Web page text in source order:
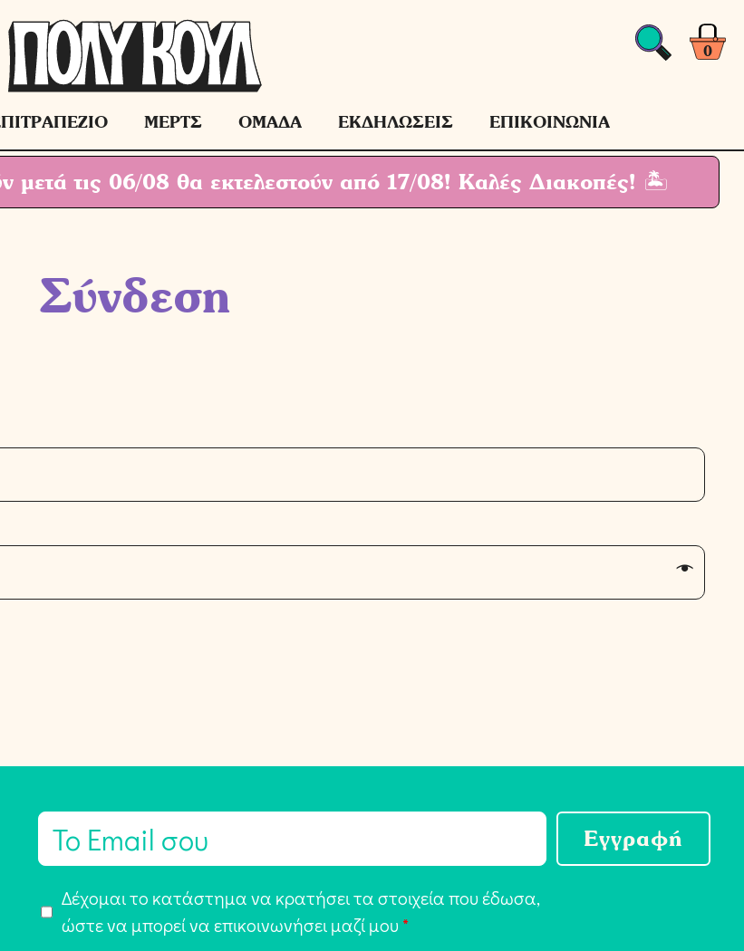
0
ΜΕΡΤΣ ΟΜΑΔΑ ΕΚΔΗΛΩΣΕΙΣ ΕΠΙΚΟΙΝΩΝΙΑ
μετά τις 06/08 θα εκτελεστούν από 17/08! Καλές Διακοπές! 🏝
Σύνδεση
E
i
π
Δέχομαι το κατάστημα να κρατήσει τα στοιχεία που έδωσα,
ώστε να μπορεί να επικοινωνήσει μαζί μου *
Εγγραφή